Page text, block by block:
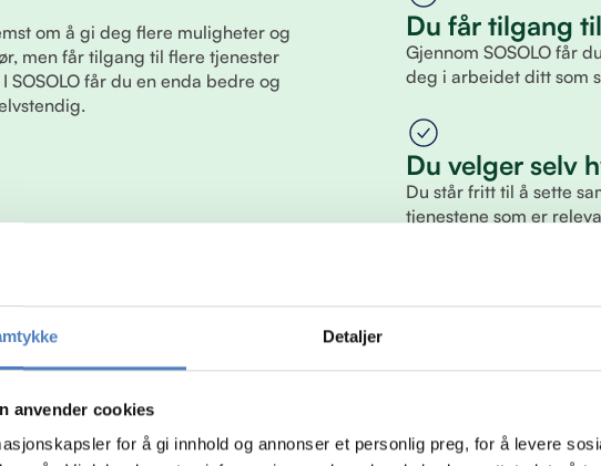
Detaljer
anvender cookies
for å gi innhold og annonser et personlig preg, for å levere
om å gi deg flere muligheter og
men får tilgang til flere tjenester
SOSOLO får du en enda bedre og
Du får tilgang
Gjennom SOSOLO får
deg i arbeidet ditt som
Du velger selv
Du står fritt til å sette
tjenestene som er